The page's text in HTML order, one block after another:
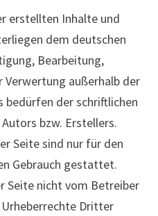
erstellten Inhalte und
dem deutschen
Bearbeitung,
außerhalb der
bedürfen der schriftlichen
bzw. Erstellers.
Seite sind nur für den
Gebrauch gestattet.
Seite nicht vom Betreiber
Dritter